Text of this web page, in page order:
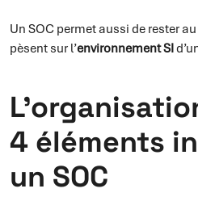
Un SOC permet aussi de rester
pèsent sur l’environnement SI
4 éléments
un SOC